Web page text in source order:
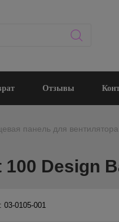
Отзывы
панель для
Design
03-0105-001